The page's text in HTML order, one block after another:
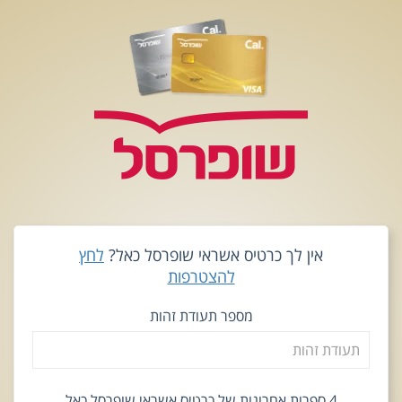
אין לך כרטיס אשראי שופרסל כאל? לחץ
להצטרפות
מספר תעודת זהות